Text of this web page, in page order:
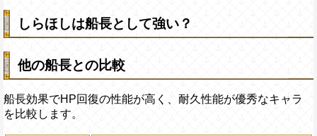
しらほしは船長として強い？
他の船長との比較
船長効果でHP回復の性能が高く、耐久性能が優秀なキャラ
を比較します。